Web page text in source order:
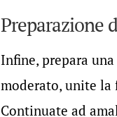
Preparazione
Infine, prepara
moderato, unite
Continuate ad